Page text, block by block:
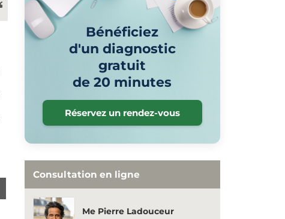
Bénéficiez
d'un diagnostic
gratuit
de 20 minutes
Réservez un rendez-vous
Consultation en ligne
Me Pierre Ladouceur